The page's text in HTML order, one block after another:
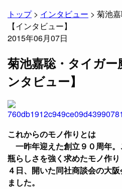
トップ> インタビュー > 菊池
【インタビュー】
2015年06月07日
菊池嘉聡・タイガ
ンタビュー】
これからのモノ作りとは
一昨年迎えた創立９０周年
瓶らしさを強く求めたモノ作
４日、開いた同社商談会の大
ました。